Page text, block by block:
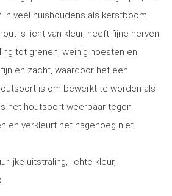
veel huishoudens als kerstboom
is licht van kleur, heeft fijne nerven
tot grenen, weinig noesten en
en zacht, waardoor het een
is om bewerkt te worden als
het houtsoort weerbaar tegen
en verkleurt het nagenoeg niet.
uitstraling, lichte kleur,